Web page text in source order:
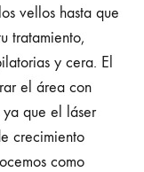
vellos hasta que
tratamiento,
y cera. El
el área con
ya que el láser
crecimiento
como